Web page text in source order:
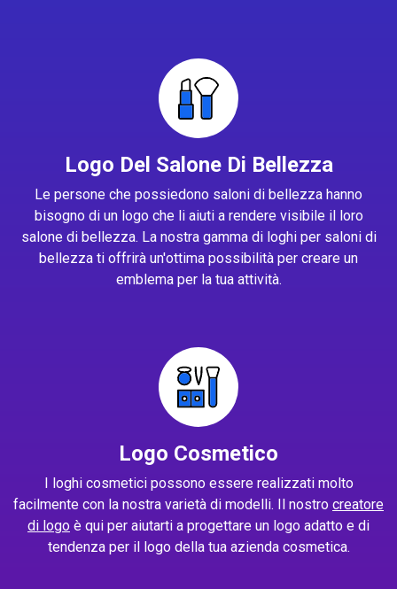
Logo Del Salone Di Bellezza
Le persone che possiedono saloni di bellezza hanno
bisogno di un logo che li aiuti a rendere visibile il loro
salone di bellezza. La nostra gamma di loghi per saloni di
bellezza ti offrirà un'ottima possibilità per creare un
emblema per la tua attività.
Logo Cosmetico
I loghi cosmetici possono essere realizzati molto
facilmente con la nostra varietà di modelli. Il nostro creatore
di logo è qui per aiutarti a progettare un logo adatto e di
tendenza per il logo della tua azienda cosmetica.